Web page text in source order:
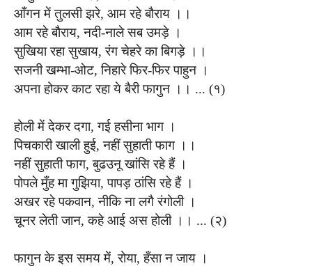
आँगन में तुलसी झरे, आम रहे बौराय ।।
आम रहे बौराय, नदी-नाले सब उमड़े ।
सुखिया रहा सुखाय, रंग चेहरे का बिगड़े ।।
सजनी खम्भा-ओट, निहारे फिर-फिर पाहुन ।
अपना होकर काट रहा ये बैरी फागुन ।। ... (१)
होली में देकर दगा, गई हसीना भाग ।
पिचकारी खाली हुई, नहीं सुहाती फाग ।।
नहीं सुहाती फाग, बुढउनू खांसि रहे हैं ।
पोपले मुँह मा गुझिया, पापड़ ठांसि रहे हैं ।
अखर रहे पकवान, नीकि ना लगै रंगोली ।
चूनर लेती जान, कहे आई अस होली ।। ... (२)
फागुन के इस समय में, रोया, हँसा न जाय ।